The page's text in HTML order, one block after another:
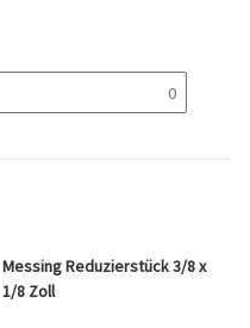
Messing Reduzierstück 3/8 x
1/8 Zoll